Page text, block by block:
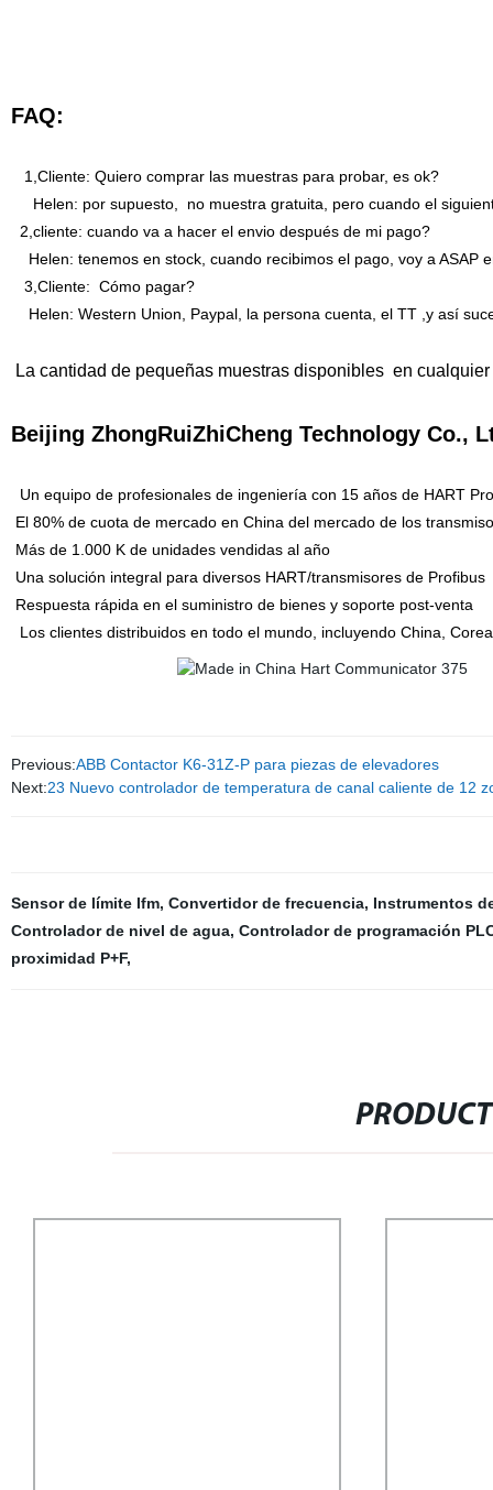
FAQ:
1,Cliente: Quiero comprar las muestras para probar, es ok?
Helen: por supuesto, no muestra gratuita, pero cuando el
2,cliente: cuando va a hacer el envio después de mi pago?
Helen: tenemos en stock, cuando recibimos el pago, voy a ASAP
3,Cliente: Cómo pagar?
Helen: Western Union, Paypal, la persona cuenta, el TT ,y así
La cantidad de pequeñas muestras disponibles en
Beijing ZhongRuiZhiCheng Technology Co.,
Un equipo de profesionales de ingeniería con 15 años de HART
El 80% de cuota de mercado en China del mercado de los
Más de 1.000 K de unidades vendidas al año
Una solución integral para diversos HART/transmisores de
Respuesta rápida en el suministro de bienes y soporte post-venta
Los clientes distribuidos en todo el mundo, incluyendo China,
Previous:ABB Contactor K6-31Z-P para piezas de elevadores
Next:23 Nuevo controlador de temperatura de canal caliente de 12
Sensor de límite Ifm, Convertidor de frecuencia, Instrumentos
Controlador de nivel de agua, Controlador de programación
proximidad P+F,